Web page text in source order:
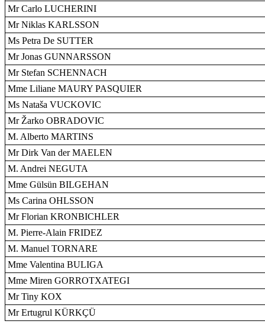
Mr Carlo LUCHERINI
Mr Niklas KARLSSON
Ms Petra De SUTTER
Mr Jonas GUNNARSSON
Mr Stefan SCHENNACH
Mme Liliane MAURY PASQUIER
Ms Nataša VUCKOVIC
Mr Žarko OBRADOVIC
M. Alberto MARTINS
Mr Dirk Van der MAELEN
M. Andrei NEGUTA
Mme Gülsün BILGEHAN
Ms Carina OHLSSON
Mr Florian KRONBICHLER
M. Pierre-Alain FRIDEZ
M. Manuel TORNARE
Mme Valentina BULIGA
Mme Miren GORROTXATEGI
Mr Tiny KOX
Mr Ertugrul KÜRKÇÜ